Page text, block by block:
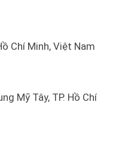
Chí Minh, Việt Nam
Mỹ Tây, TP. Hồ Chí